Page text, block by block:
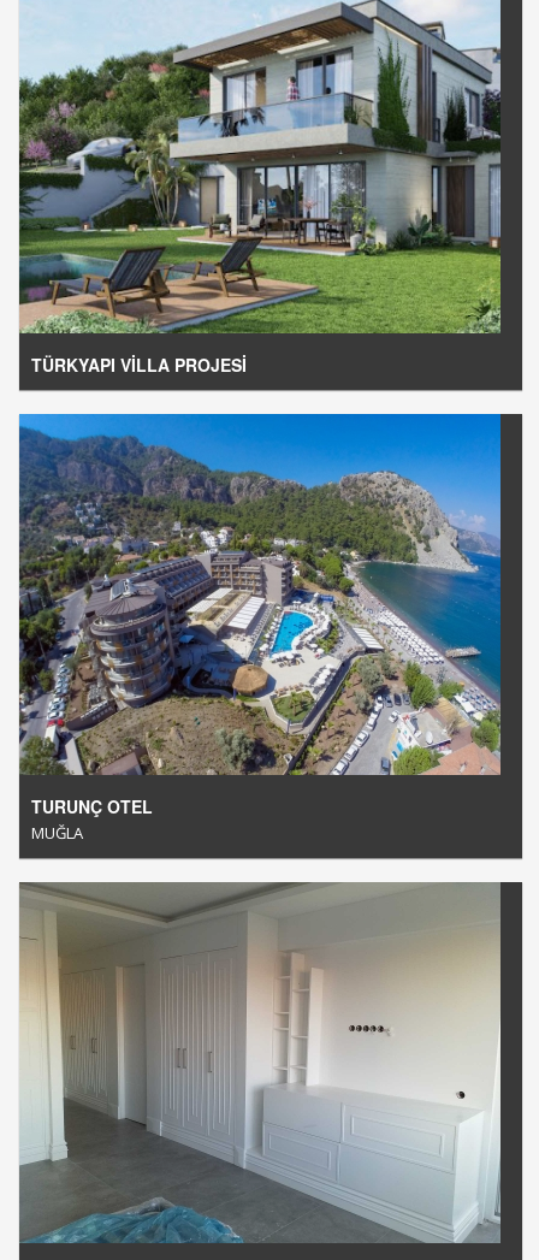
TÜRKYAPI VİLLA PROJESİ
TURUNÇ OTEL
MUĞLA